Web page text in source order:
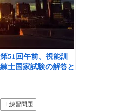
第51回午前、視能訓
練士国家試験の解答と
練習問題